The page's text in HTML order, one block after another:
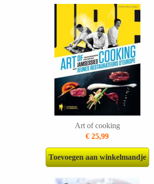
Art of cooking
€ 25,99
Toevoegen aan winkelmandje